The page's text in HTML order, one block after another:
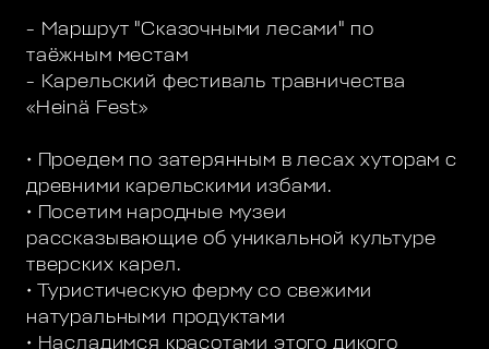
- Маршрут "Сказочными лесами" по
таёжным местам
- Карельский фестиваль травничества
«Heinä Fest»
• Проедем по затерянным в лесах хуторам с
древними карельскими избами.
• Посетим народные музеи
рассказывающие об уникальной культуре
тверских карел.
• Туристическую ферму со свежими
натуральными продуктами
• Насладимся красотами этого дикого